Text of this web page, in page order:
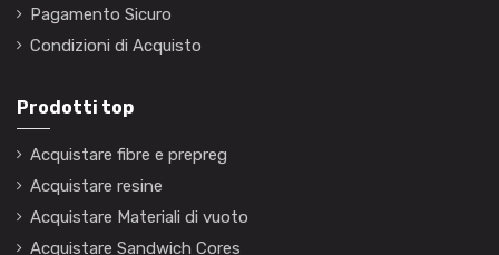
Pagamento Sicuro
Condizioni di Acquisto
Prodotti top
Acquistare fibre e prepreg
Acquistare resine
Acquistare Materiali di vuoto
Acquistare Sandwich Cores